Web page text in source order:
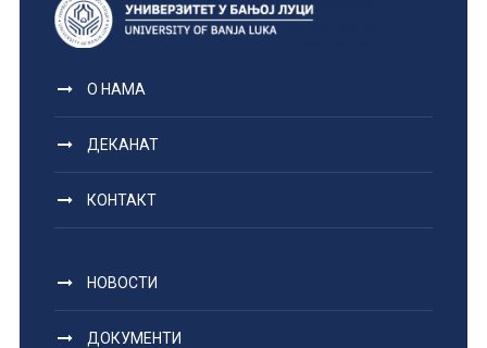
О НАМА
ДЕКАНАТ
КОНТАКТ
НОВОСТИ
ДОКУМЕНТИ